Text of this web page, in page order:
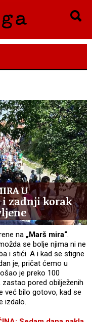
U
i zadnji korak
na „Marš mira“.
se bolje njima ni ne
i stići. A i kad se stigne
je, pričat ćemo u
je preko 100
pored obilježenih
već bilo gotovo, kad se
izdalo.